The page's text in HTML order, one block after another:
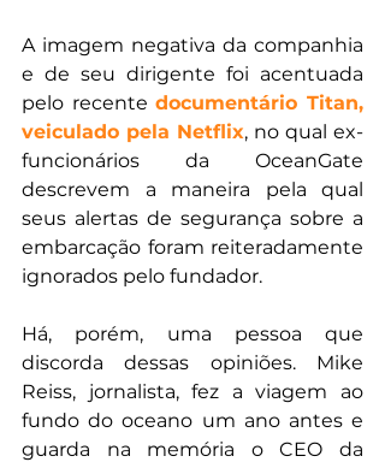
A imagem negativa da companhia
e de seu dirigente foi acentuada
pelo recente documentário Titan,
veiculado pela Netflix, no qual ex-
funcionários da OceanGate
descrevem a maneira pela qual
seus alertas de segurança sobre a
embarcação foram reiteradamente
ignorados pelo fundador.
Há, porém, uma pessoa que
discorda dessas opiniões. Mike
Reiss, jornalista, fez a viagem ao
fundo do oceano um ano antes e
guarda na memória o CEO da